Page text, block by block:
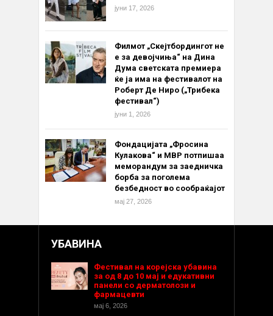
јуни 17, 2026
Филмот „Скејтбордингот не
е за девојчиња“ на Дина
Дума светската премиера
ќе ја има на фестивалот на
Роберт Де Ниро („Трибека
фестивал“)
јуни 1, 2026
Фондацијата „Фросина
Кулакова“ и МВР потпишаа
меморандум за заедничка
борба за поголема
безбедност во сообраќајот
мај 27, 2026
УБАВИНА
Фестивал на корејска убавина
за од 8 до 10 мај и едукативни
панели со дерматолози и
фармацевти
мај 6, 2026